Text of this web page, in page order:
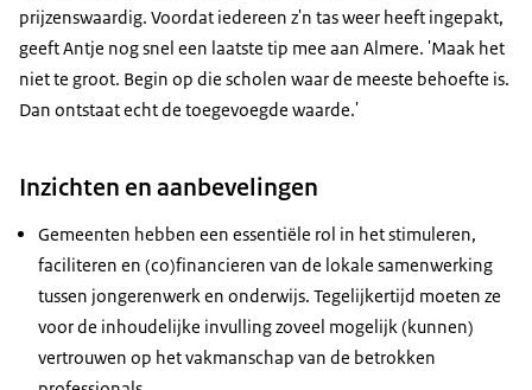
prijzenswaardig. Voordat iedereen z'n tas weer heeft ingepakt,
geeft Antje nog snel een laatste tip mee aan Almere. 'Maak het
niet te groot. Begin op die scholen waar de meeste behoefte is.
Dan ontstaat echt de toegevoegde waarde.'
Inzichten en aanbevelingen
Gemeenten hebben een essentiële rol in het stimuleren,
faciliteren en (co)financieren van de lokale samenwerking
tussen jongerenwerk en onderwijs. Tegelijkertijd moeten ze
voor de inhoudelijke invulling zoveel mogelijk (kunnen)
vertrouwen op het vakmanschap van de betrokken